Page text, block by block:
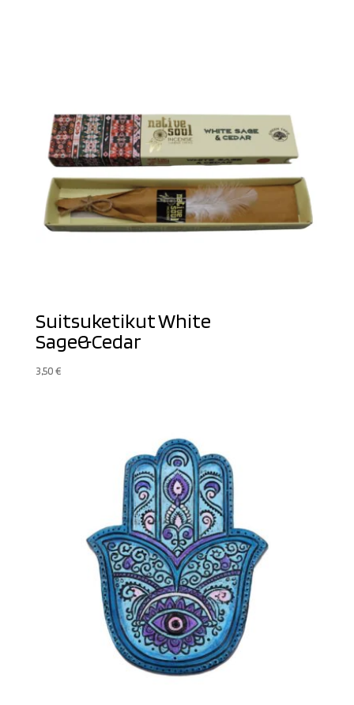
Suitsuketikut White
Sage&Cedar
3,50€